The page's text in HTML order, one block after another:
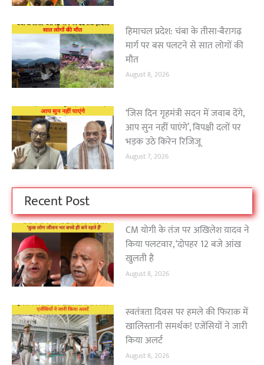
हिमाचल प्रदेश: चंबा के तीसा-बैरागढ़
मार्ग पर बस पलटने से सात लोगों की
मौत
August 8, 2026
‘जिस दिन गृहमंत्री सदन में जवाब देंगे,
आप सुन नहीं पाएंगे’, विपक्षी दलों पर
भड़क उठे किरेन रिजिजू
August 7, 2026
Recent Post
CM योगी के तंज पर अखिलेश य़ादव ने
किया पलटवार, ‘दोपहर 12 बजे आंख
खुलती है
August 8, 2026
स्वतंत्रता दिवस पर हमले की फिराक में
खालिस्तानी समर्थक! एजेंसियों ने जारी
किया अलर्ट
August 8, 2026